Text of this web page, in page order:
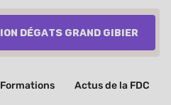
dégats grand gibier
Formations Actus de la FDC